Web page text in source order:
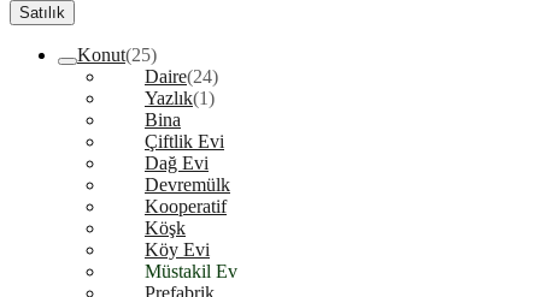
Satılık
Konut(25)
Daire(24)
Yazlık(1)
Bina
Çiftlik Evi
Dağ Evi
Devremülk
Kooperatif
Köşk
Köy Evi
Müstakil Ev
Prefabrik